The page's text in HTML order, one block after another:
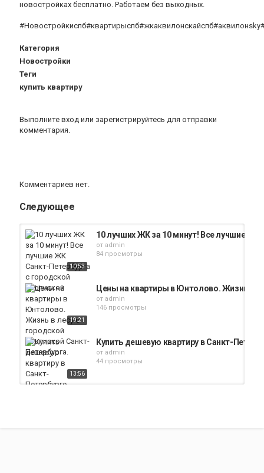
новостройках бесплатно. Работаем без выходных.
Категория
Новостройки
Теги
купить квартиру
Выполните вход или зарегистрируйтесь для отправки
комментария.
Комментариев нет.
Следующее
10:53
10 лучших ЖК за 10 минут! Все лучшие ЖК
от admin
84 просмотры
19:21
Цены на квартиры в Юнтолово. Жизнь в
от admin
146 просмотры
13:56
Купить дешевую квартиру в Санкт-
от admin
44 просмотры